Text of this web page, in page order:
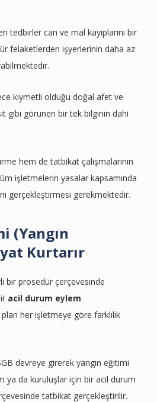
tedbirler can ve mal kayıplarını bir
felaketlerden işyerlerinin daha az
kıymetli olduğu doğal afet ve
gibi görünen bir tek bilginin dahi
hem de tatbikat çalışmalarının
işletmelerin yasalar kapsamında
gerçekleştirmesi gerekmektedir.
(Yangın
Kurtarır
bir prosedür çerçevesinde
acil durum eylem
plan her işletmeye göre farklılık
devreye girerek yangın eğitimi
ya da kuruluşlar için bir acil durum
tatbikat gerçekleştirilir.